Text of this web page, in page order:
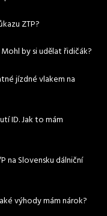
ZTP?
by si udělat řidičák?
jízdné vlakem na
ID. Jak to mám
na Slovensku dálniční
výhody mám nárok?